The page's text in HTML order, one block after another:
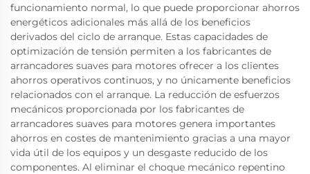
funcionamiento normal, lo que puede proporcionar ahorros
energéticos adicionales más allá de los beneficios
derivados del ciclo de arranque. Estas capacidades de
optimización de tensión permiten a los fabricantes de
arrancadores suaves para motores ofrecer a los clientes
ahorros operativos continuos, y no únicamente beneficios
relacionados con el arranque. La reducción de esfuerzos
mecánicos proporcionada por los fabricantes de
arrancadores suaves para motores genera importantes
ahorros en costes de mantenimiento gracias a una mayor
vida útil de los equipos y un desgaste reducido de los
componentes. Al eliminar el choque mecánico repentino